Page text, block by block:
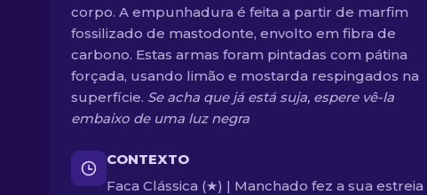
corpo. A empunhadura é feita a partir de marfim
fossilizado de mastodonte, envolto em fibra de
carbono. Estas armas foram pintadas com pátina
forçada, usando limão e mostarda respingados na
superfície. Se acha que já está suja, espere vê-la
embaixo de uma luz negra
CONTEXTO
Faca Clássica (★) | Manchado fez a sua estreia